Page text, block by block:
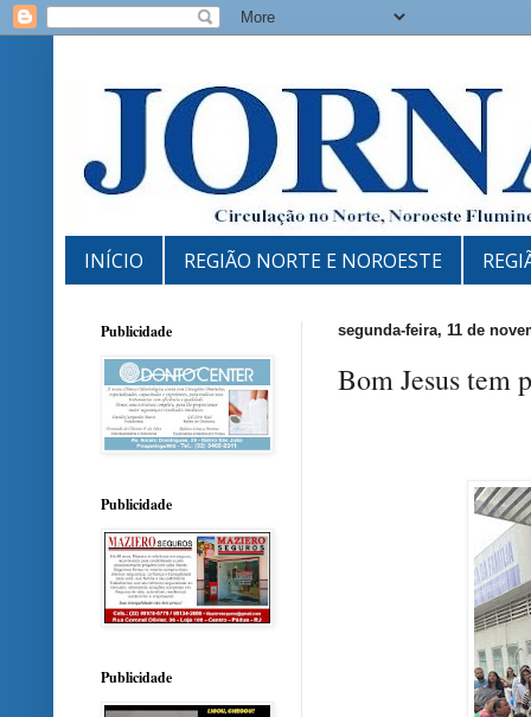
INÍCIO REGIÃO NORTE E NOROESTE
segunda-feira, 11 de
Bom Jesus tem
Publicidade
Publicidade
Publicidade